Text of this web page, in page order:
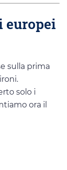
europei
sulla prima
solo i
ora il